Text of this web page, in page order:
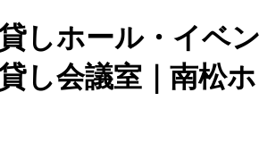
しホール・イベン
し会議室｜南松ホ